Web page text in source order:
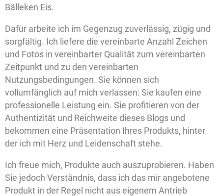
Bälleken Eis.
Dafür arbeite ich im Gegenzug zuverlässig, zügig und
sorgfältig. Ich liefere die vereinbarte Anzahl Zeichen
und Fotos in vereinbarter Qualität zum vereinbarten
Zeitpunkt und zu den vereinbarten
Nutzungsbedingungen. Sie können sich
vollumfänglich auf mich verlassen: Sie kaufen eine
professionelle Leistung ein. Sie profitieren von der
Authentizität und Reichweite dieses Blogs und
bekommen eine Präsentation Ihres Produkts, hinter
der ich mit Herz und Leidenschaft stehe.
Ich freue mich, Produkte auch auszuprobieren. Haben
Sie jedoch Verständnis, dass ich das mir angebotene
Produkt in der Regel nicht aus eigenem Antrieb